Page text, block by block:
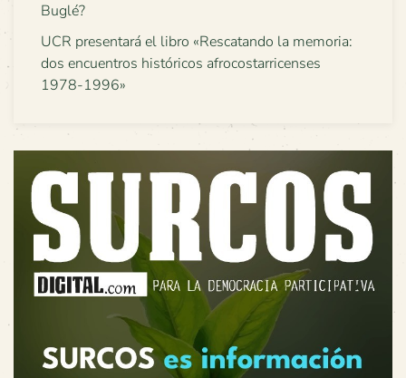
Buglé?
UCR presentará el libro «Rescatando la memoria:
dos encuentros históricos afrocostarricenses
1978-1996»